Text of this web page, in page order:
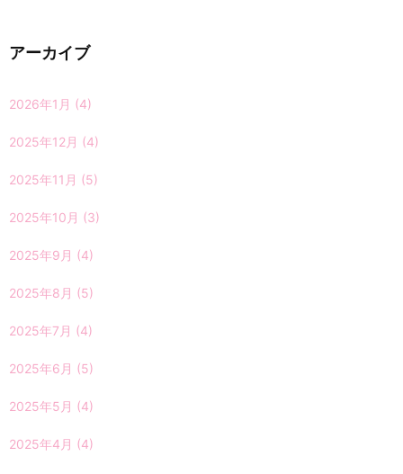
アーカイブ
2026年1月 (4)
2025年12月 (4)
2025年11月 (5)
2025年10月 (3)
2025年9月 (4)
2025年8月 (5)
2025年7月 (4)
2025年6月 (5)
2025年5月 (4)
2025年4月 (4)